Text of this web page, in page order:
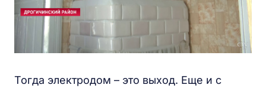
Тогда электродом – это выход. Еще и с